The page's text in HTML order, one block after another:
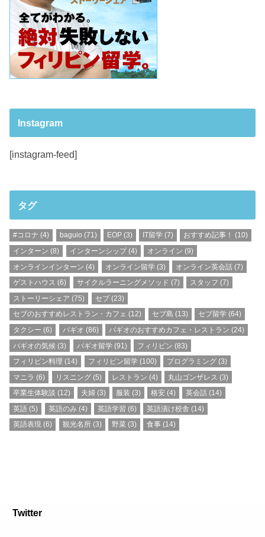
Instagram
[instagram-feed]
タグ
#コロナ (4) baguio (71) EOP(3) IT留学 (7) おすすめ記事！ (10)
インターン (8) インターンシップ(4) オンライン (9)
オンラインインターン (4) オンライン留学(3) オンライン英会話(7)
ゲストハウス (6) サイクルラーニングメソッド (7) スタッフ (7)
ストーリーシェア (75) セブ(23)
セブのおすすめレストラン・カフェ (12) セブ島 (13) セブ留学(64)
タクシー (6) バギオ (86) バギオのおすすめカフェ・レストラン (24)
バギオの気候 (3) バギオ留学(91) フィリピン (83)
フィリピン料理 (14) フィリピン留学(100) プログラミング(3)
マニラ (6) リスニング(5) レストラン (4) 丸山ゴンザレス (3)
卒業生体験談 (12) 夫婦(3) 服装 (3) 格安 (4) 英会話 (14)
英語 (5) 英語のみ (4) 英語学習 (6) 英語漬け校舎 (14)
英語表現 (6) 観光名所(3) 野菜(3) 食事 (14)
Twitter